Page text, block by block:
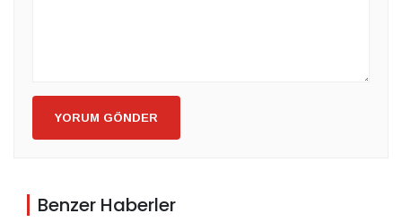
YORUM GÖNDER
Benzer Haberler